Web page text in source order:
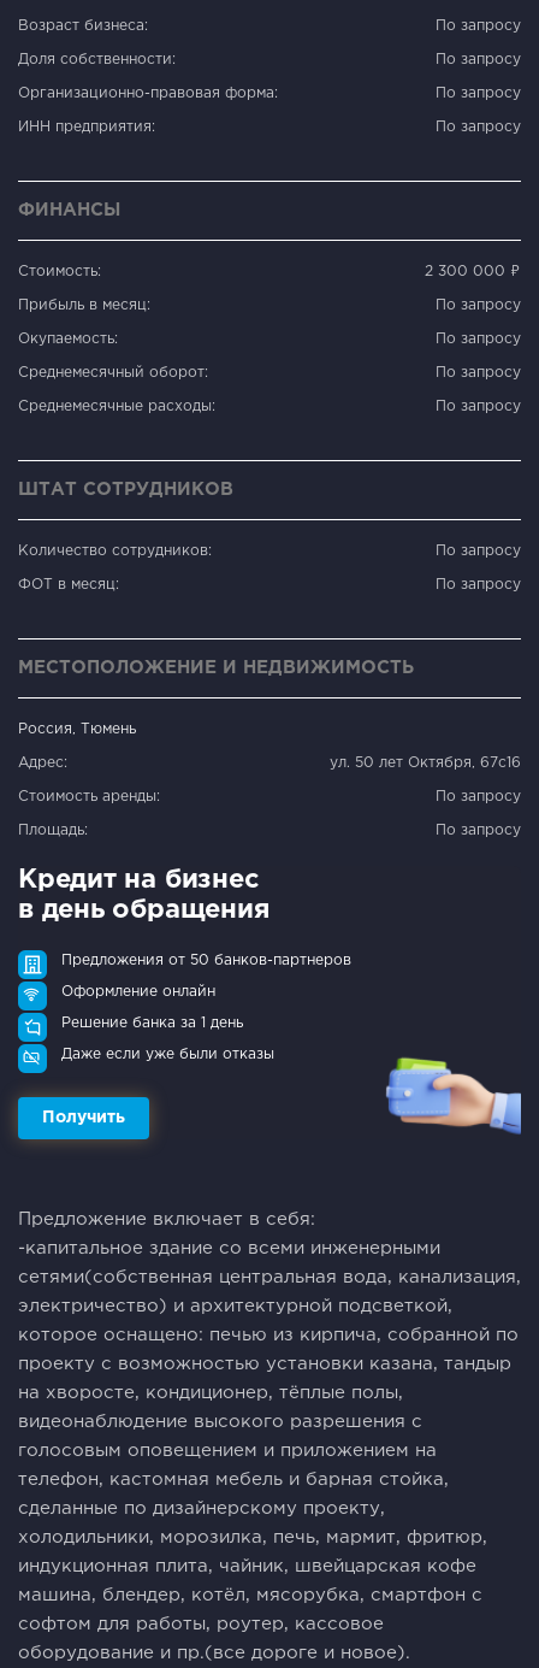
Возраст бизнеса: По запросу
Доля собственности: По запросу
Организационно-правовая форма: По запросу
ИНН предприятия: По запросу
ФИНАНСЫ
Стоимость: 2 300 000 ₽
Прибыль в месяц: По запросу
Окупаемость: По запросу
Среднемесячный оборот: По запросу
Среднемесячные расходы: По запросу
ШТАТ СОТРУДНИКОВ
Количество сотрудников: По запросу
ФОТ в месяц: По запросу
МЕСТОПОЛОЖЕНИЕ И НЕДВИЖИМОСТЬ
Россия, Тюмень
Адрес: ул. 50 лет Октября, 67с16
Стоимость аренды: По запросу
Площадь: По запросу
Кредит на бизнес
в день обращения
Предложения от 50 банков-партнеров
Оформление онлайн
Решение банка за 1 день
Даже если уже были отказы
Получить
Предложение включает в себя:
-капитальное здание со всеми инженерными
сетями(собственная центральная вода, канализация,
электричество) и архитектурной подсветкой,
которое оснащено: печью из кирпича, собранной по
проекту с возможностью установки казана, тандыр
на хворосте, кондиционер, тёплые полы,
видеонаблюдение высокого разрешения с
голосовым оповещением и приложением на
телефон, кастомная мебель и барная стойка,
сделанные по дизайнерскому проекту,
холодильники, морозилка, печь, мармит, фритюр,
индукционная плита, чайник, швейцарская кофе
машина, блендер, котёл, мясорубка, смартфон с
софтом для работы, роутер, кассовое
оборудование и пр.(все дороге и новое).